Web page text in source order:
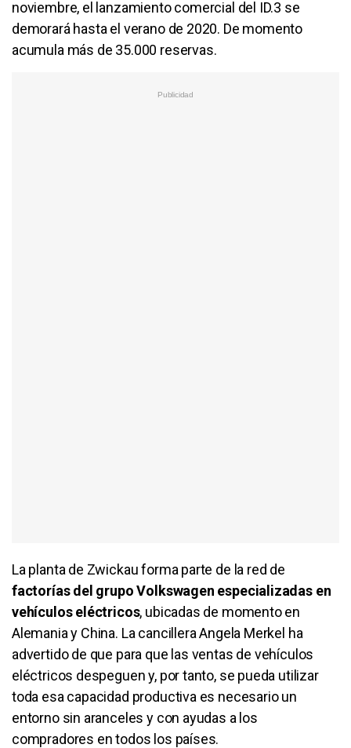
noviembre, el lanzamiento comercial del ID.3 se
demorará hasta el verano de 2020. De momento
acumula más de 35.000 reservas.
La planta de Zwickau forma parte de la red de
factorías del grupo Volkswagen especializadas en
vehículos eléctricos, ubicadas de momento en
Alemania y China. La cancillera Angela Merkel ha
advertido de que para que las ventas de vehículos
eléctricos despeguen y, por tanto, se pueda utilizar
toda esa capacidad productiva es necesario un
entorno sin aranceles y con ayudas a los
compradores en todos los países.